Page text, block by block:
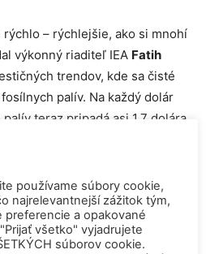
– rýchlejšie, ako si mnohí
výkonný riaditeľ IEA Fatih
trendov, kde sa čisté
palív. Na každý dolár
teraz pripadá asi 1,7 dolára
Investment
používame súbory cookie,
najrelevantnejší zážitok tým,
preferencie a opakované
všetko" vyjadrujete
súborov cookie.